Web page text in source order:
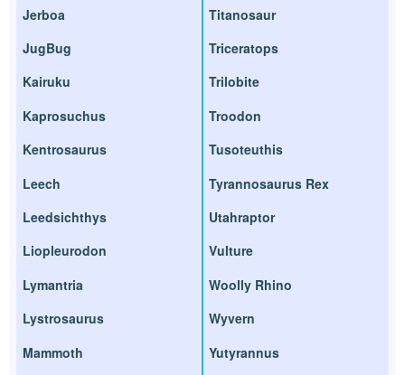
Jerboa
JugBug
Kairuku
Kaprosuchus
Kentrosaurus
Leech
Leedsichthys
Liopleurodon
Lymantria
Lystrosaurus
Mammoth
Titanosaur
Triceratops
Trilobite
Troodon
Tusoteuthis
Tyrannosaurus Rex
Utahraptor
Vulture
Woolly Rhino
Wyvern
Yutyrannus